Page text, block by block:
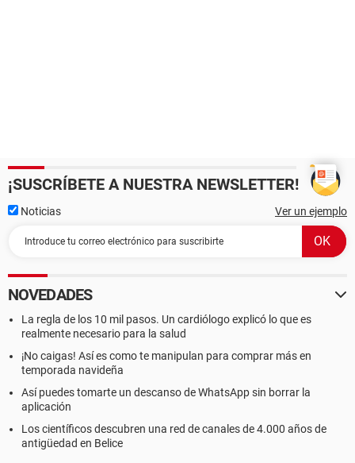
¡SUSCRÍBETE A NUESTRA NEWSLETTER!
Noticias Ver un ejemplo
NOVEDADES
La regla de los 10 mil pasos. Un cardiólogo explicó lo que es
realmente necesario para la salud
¡No caigas! Así es como te manipulan para comprar más en
temporada navideña
Así puedes tomarte un descanso de WhatsApp sin borrar la
aplicación
Los científicos descubren una red de canales de 4.000 años de
antigüedad en Belice